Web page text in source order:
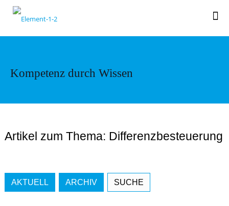
Kompetenz durch Wissen
Artikel zum Thema: Differenzbesteuerung
AKTUELL ARCHIV SUCHE